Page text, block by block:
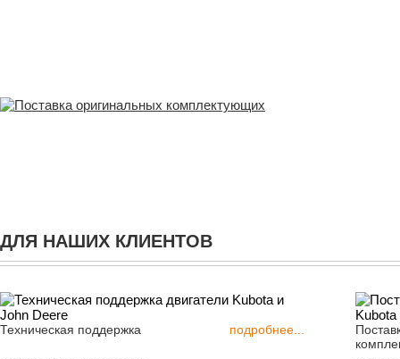
ДЛЯ НАШИХ КЛИЕНТОВ
Техническая поддержка подробнее...